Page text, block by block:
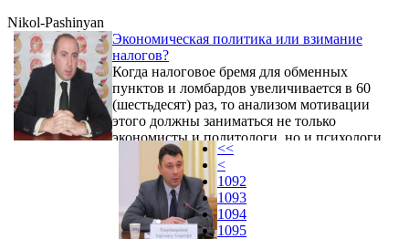
Nikol-Pashinyan
Экономическая политика или взимание
налогов?
Когда налоговое бремя для обменных
пунктов и ломбардов увеличивается в 60
(шестьдесят) раз, то анализом мотивации
этого должны заниматься не только
экономисты и политологи, но и психологи.
<<
<
1092
1093
1094
1095